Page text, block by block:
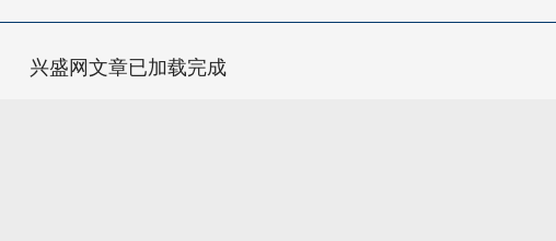
兴盛网文章已加载完成